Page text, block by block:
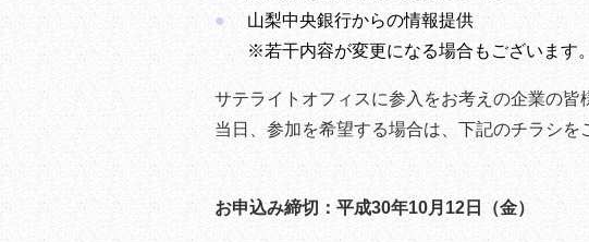
山梨中央銀行からの情報提供
※若干内容が変更になる場合もございます。
サテライトオフィスに参入をお考えの企業の皆
当日、参加を希望する場合は、下記のチラシを
お申込み締切：平成30年10月12日（金）